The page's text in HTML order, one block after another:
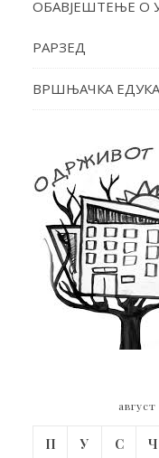
ОБАВЈЕШТЕЊЕ О
РАРЗЕД
ВРШЊАЧКА
П У С Ч